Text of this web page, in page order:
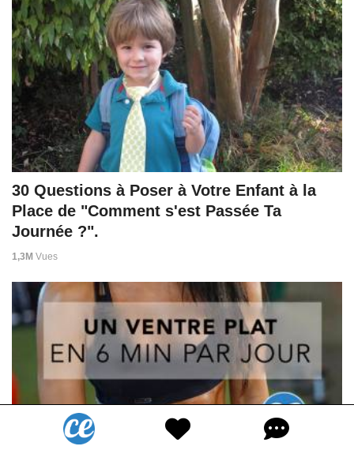
30 Questions à Poser à Votre Enfant à la
Place de "Comment s'est Passée Ta
Journée ?".
1,3M Vues